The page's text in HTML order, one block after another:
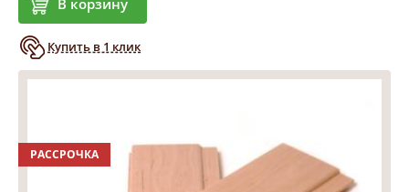
В корзину
Купить в 1 клик
РАССРОЧКА